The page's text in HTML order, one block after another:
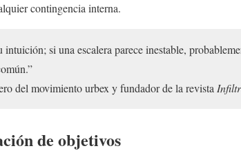
contingencia interna.
si una escalera parece inestable,
del movimiento urbex y fundador de la revista
de objetivos